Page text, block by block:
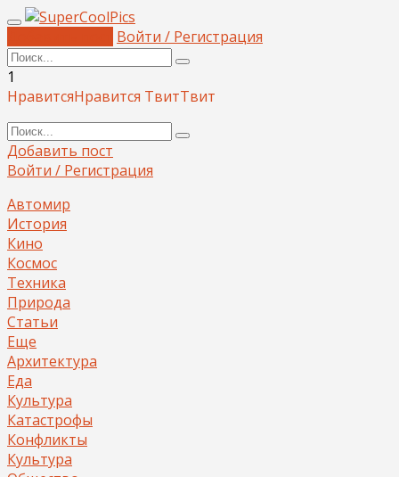
Войти / Регистрация
1
НравитсяНравится ТвитТвит
Добавить пост
Войти / Регистрация
Автомир
История
Кино
Космос
Техника
Природа
Статьи
Еще
Архитектура
Еда
Культура
Катастрофы
Конфликты
Культура